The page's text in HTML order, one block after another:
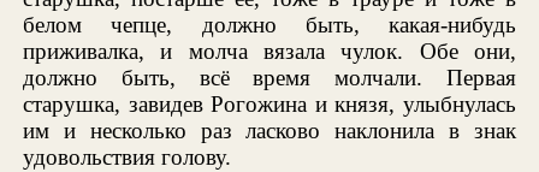
белом чепце, должно быть, какая-нибудь
приживалка, и молча вязала чулок. Обе они,
должно быть, всё время молчали. Первая
старушка, завидев Рогожина и князя, улыбнулась
им и несколько раз ласково наклонила в знак
удовольствия голову.